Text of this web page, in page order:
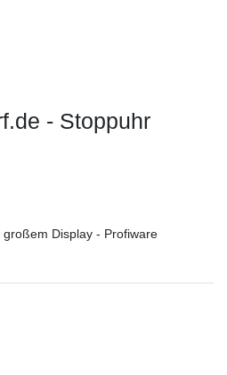
- Stoppuhr
Display - Profiware